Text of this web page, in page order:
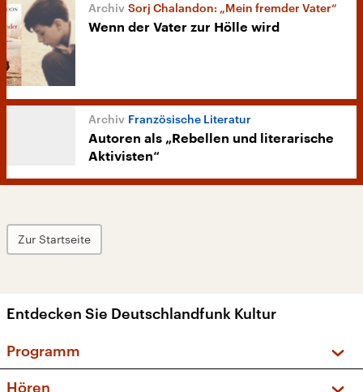
Sorj Chalandon: „Mein fremder Vater“
Wenn der Vater zur Hölle wird
Französische Literatur
Autoren als „Rebellen und literarische
Aktivisten“
Zur Startseite
Entdecken Sie Deutschlandfunk Kultur
Programm
Hören